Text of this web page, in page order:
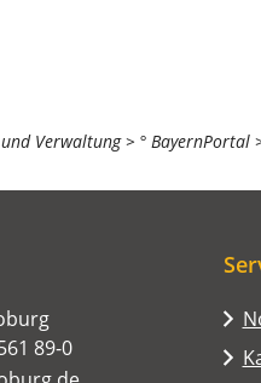
Verwaltung ° BayernPortal
89-0